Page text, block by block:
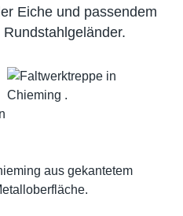
Eiche und passendem